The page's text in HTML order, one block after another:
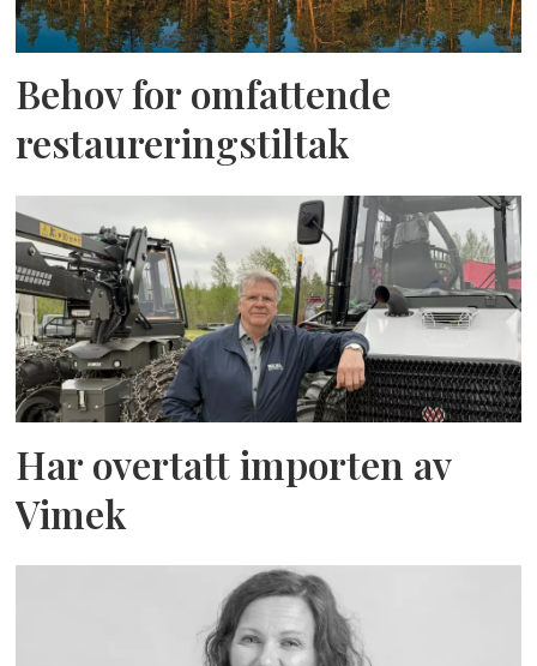
Behov for omfattende
restaureringstiltak
Har overtatt importen av
Vimek